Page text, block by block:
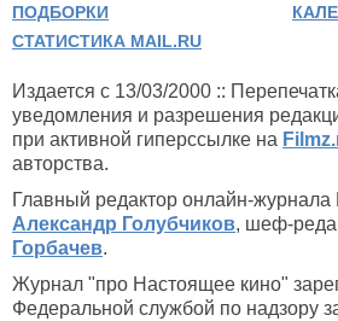
ПОДБОРКИ
СТАТИСТИКА MAIL.RU
Издается с 13/03/2000 ::
уведомления и разрешения
при активной гиперссылке на
авторства.
Главный редактор онлайн-
Александр Голубчиков, шеф-
Горбачев.
Журнал "про Настоящее кино"
Федеральной службой по надзору